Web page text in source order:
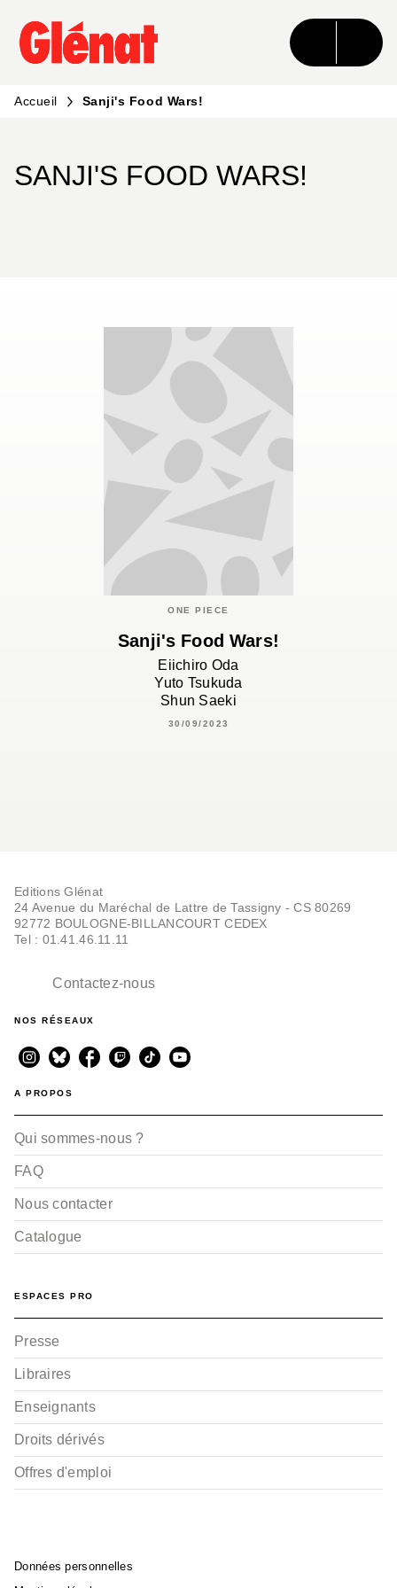
MENU RECHERCHE CONTENU
PIED DE PAGE
Accueil Sanji's Food Wars!
SANJI'S FOOD WARS!
ONE PIECE
Sanji's Food Wars!
Eiichiro Oda
Yuto Tsukuda
Shun Saeki
30/09/2023
Editions Glénat
24 Avenue du Maréchal de Lattre de Tassigny - CS 80269
92772 BOULOGNE-BILLANCOURT CEDEX
Tel : 01.41.46.11.11
Contactez-nous
NOS RÉSEAUX
A PROPOS
Qui sommes-nous ?
FAQ
Nous contacter
Catalogue
ESPACES PRO
Presse
Libraires
Enseignants
Droits dérivés
Offres d'emploi
Données personnelles